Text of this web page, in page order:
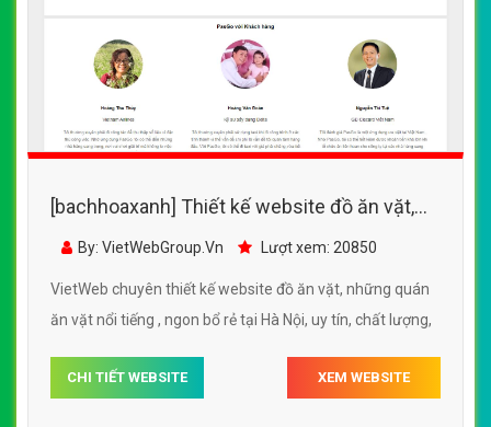
[bachhoaxanh] Thiết kế website đồ ăn vặt,
những quán ăn vặt nổi tiếng , ngon bổ rẻ tại
By: VietWebGroup.Vn Lượt xem: 20850
VietWeb chuyên thiết kế website đồ ăn vặt, những quán
ăn vặt nổi tiếng , ngon bổ rẻ tại Hà Nội, uy tín, chất lượng,
CHI TIẾT WEBSITE XEM WEBSITE